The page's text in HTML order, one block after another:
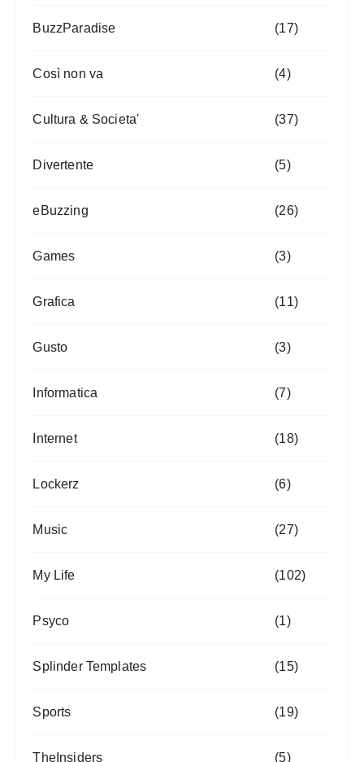
BuzzParadise (17)
Così non va (4)
Cultura & Societa' (37)
Divertente (5)
eBuzzing (26)
Games (3)
Grafica (11)
Gusto (3)
Informatica (7)
Internet (18)
Lockerz (6)
Music (27)
My Life (102)
Psyco (1)
Splinder Templates (15)
Sports (19)
TheInsiders (5)